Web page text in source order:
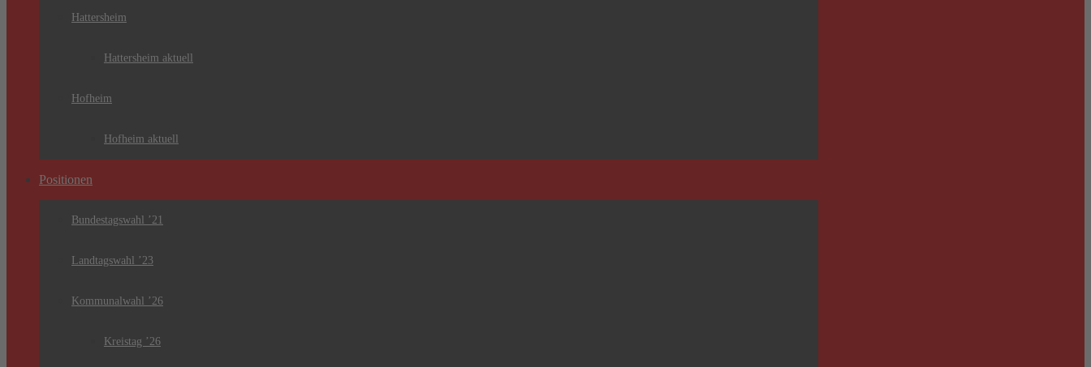
Hattersheim
Hattersheim aktuell
Hofheim
Hofheim aktuell
Positionen
Bundestagswahl ’21
Landtagswahl ’23
Kommunalwahl ’26
Kreistag ’26